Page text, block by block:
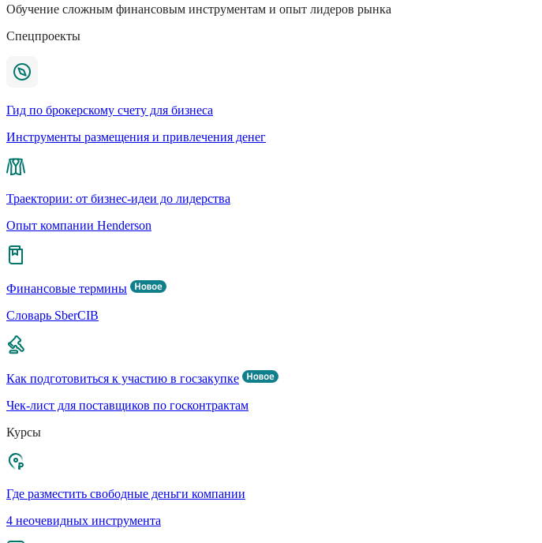
Обучение сложным финансовым инструментам и опыт лидеров рынка
Спецпроекты
Гид по брокерскому счету для бизнеса
Инструменты размещения и привлечения денег
Траектории: от бизнес-идеи до лидерства
Опыт компании Henderson
Финансовые термины
Словарь SberCIB
Как подготовиться к участию в госзакупке
Чек-лист для поставщиков по госконтрактам
Курсы
Где разместить свободные деньги компании
4 неочевидных инструмента